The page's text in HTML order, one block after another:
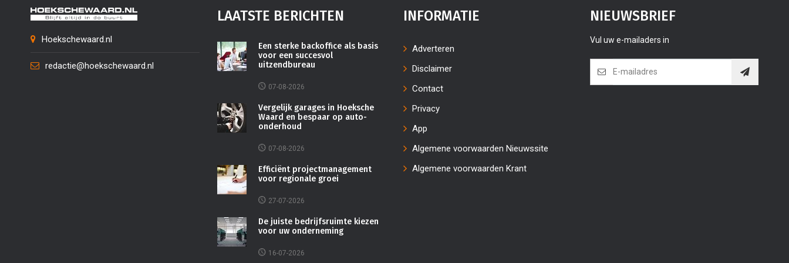
Hoekschewaard.nl
redactie@hoekschewaard.nl
LAATSTE BERICHTEN
Een sterke backoffice als basis
voor een succesvol
uitzendbureau
07-08-2026
Vergelijk garages in Hoeksche
Waard en bespaar op auto-
onderhoud
07-08-2026
Efficiënt projectmanagement
voor regionale groei
27-07-2026
De juiste bedrijfsruimte kiezen
voor uw onderneming
16-07-2026
INFORMATIE
Adverteren
Disclaimer
Contact
Privacy
App
Algemene voorwaarden Nieuwssite
Algemene voorwaarden Krant
NIEUWSBRIEF
Vul uw e-mailaders in